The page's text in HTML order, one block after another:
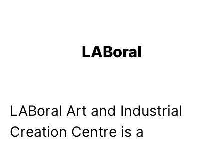
LABoral
LABoral Art and Industrial
Creation Centre is a